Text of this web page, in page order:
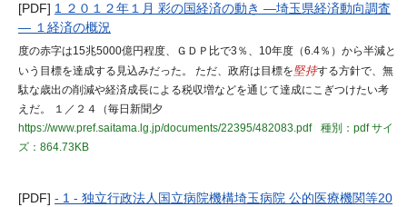
[PDF] 1 ２０１２年１月 彩の国経済の動き ―埼玉県経済動向調査
― １経済の概況
度の赤字は15兆5000億円程度、ＧＤＰ比で3％、10年度（6.4％）から半減と
いう目標を達成する見込みだった。 ただ、政府は目標を堅持する方針で、無
駄な歳出の削減や経済成長による税収増などを通じて達成にこぎつけたい考
えだ。 １／２４（毎日新聞夕
https://www.pref.saitama.lg.jp/documents/22395/482083.pdf
種別：pdfサイ
ズ：864.73KB
[PDF] - 1 - 独立行政法人国立病院機構埼玉病院 公的医療機関等20